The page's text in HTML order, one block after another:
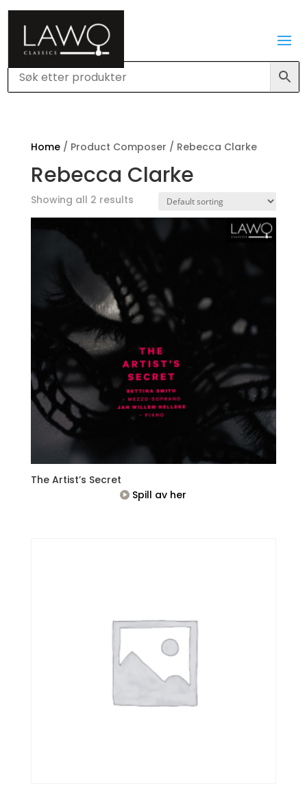
Home/ Product Composer / Rebecca Clarke
Rebecca Clarke
Showing all 2 results
The Artist’s Secret
Spill av her